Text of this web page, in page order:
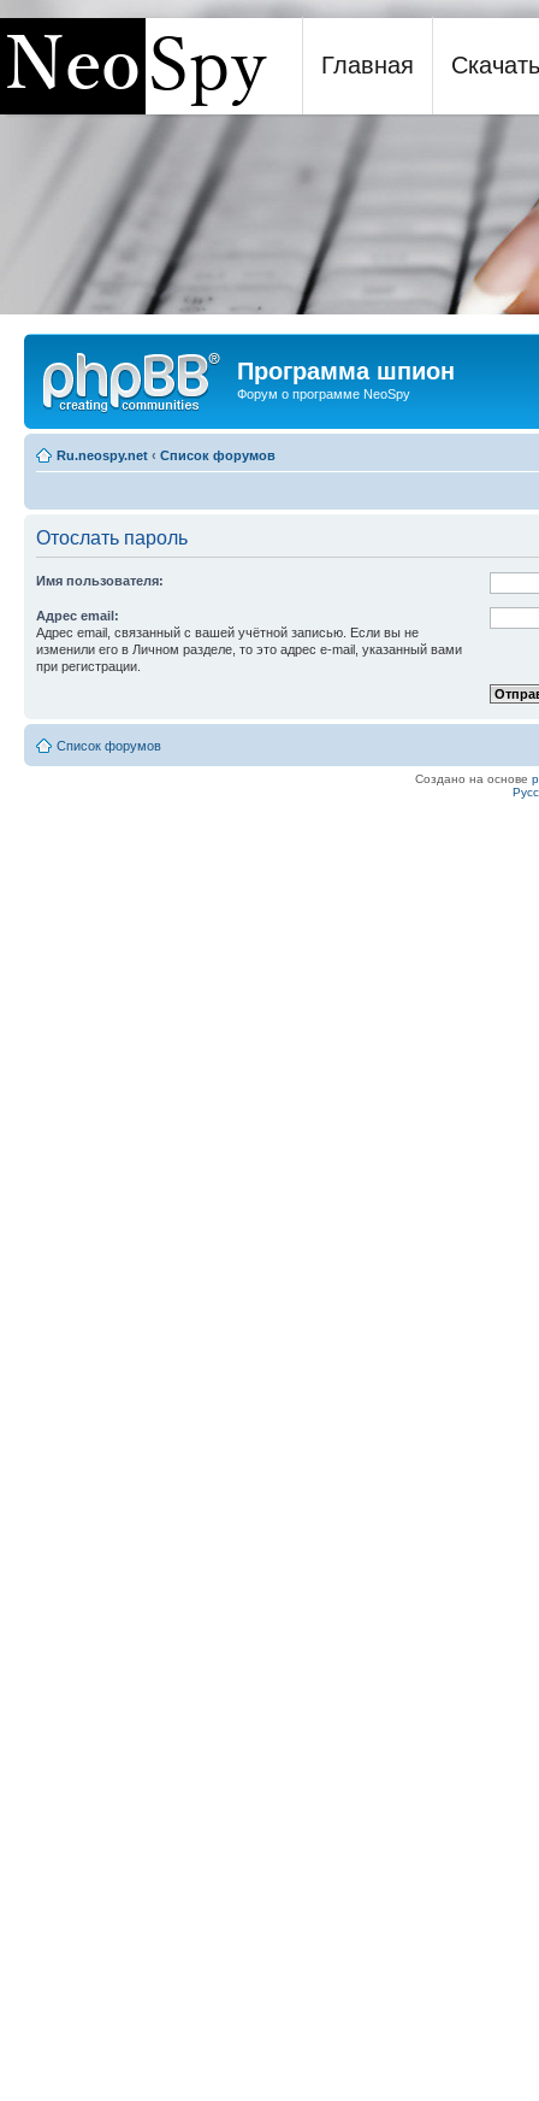
Программа шпион NeoSpy
Главная Скачать
Программа шпион
Форум о программе NeoSpy
Ru.neospy.net ‹ Список форумов
Отослать пароль
Имя пользователя:
Адрес email:
Адрес email, связанный с вашей учётной записью. Если вы не
изменили его в Личном разделе, то это адрес e-mail, указанный вами
при регистрации.
Список форумов
Создано на основе